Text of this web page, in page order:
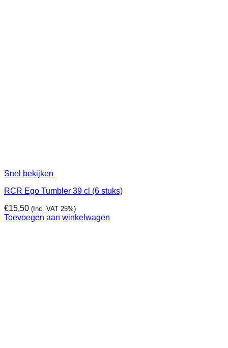
Snel bekijken
RCR Ego Tumbler 39 cl (6 stuks)
€15,50 (Inc. VAT 25%)
Toevoegen aan winkelwagen